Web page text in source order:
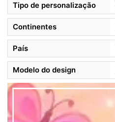
Tipo de personalização
Continentes
País
Modelo do design